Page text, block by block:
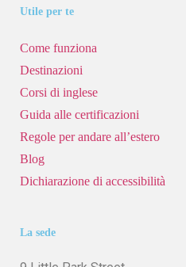
Utile per te
Come funziona
Destinazioni
Corsi di inglese
Guida alle certificazioni
Regole per andare all’estero
Blog
Dichiarazione di accessibilità
La sede